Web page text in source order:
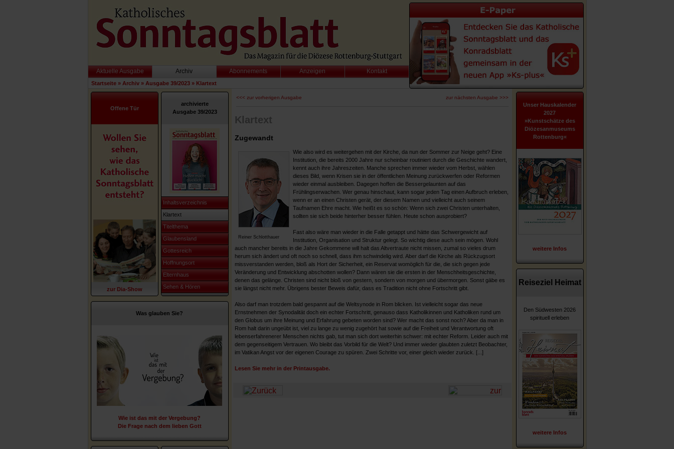
Aktuelle Ausgabe Archiv Abonnements Anzeigen Kontakt
Startseite» Archiv» Ausgabe 39/2023» Klartext
Offene Tür
zur Dia-Show
archivierte
Ausgabe 39/2023
Inhaltsverzeichnis
Klartext
Titelthema
Glaubensland
Gottesreich
Hoffnungsort
Elternhaus
Sehen & Hören
Was glauben Sie?
Wie ist das mit der Vergebung?
Die Frage nach dem lieben Gott
<<< zur vorherigen Ausgabe zur nächsten Ausgabe >>>
Klartext
Zugewandt
Reiner Schlotthauer
Wie also wird es weitergehen mit der Kirche, da nun der Sommer zur Neige geht? Eine
Institution, die bereits 2000 Jahre nur scheinbar routiniert durch die Geschichte wandert,
kennt auch ihre Jahreszeiten. Manche sprechen immer wieder vom Herbst, wählen
dieses Bild, wenn Krisen sie in der öffentlichen Meinung zurückwerfen oder Reformen
wieder einmal ausbleiben. Dagegen hoffen die Bessergelaunten auf das
Frühlingserwachen. Wer genau hinschaut, kann sogar jeden Tag einen Aufbruch erleben,
wenn er an einen Christen gerät, der diesem Namen und vielleicht auch seinem
Taufnamen Ehre macht. Wie heißt es so schön: Wenn sich zwei Christen unterhalten,
sollten sie sich beide hinterher besser fühlen. Heute schon ausprobiert?
Fast also wäre man wieder in die Falle getappt und hätte das Schwergewicht auf
Institution, Organisation und Struktur gelegt. So wichtig diese auch sein mögen. Wohl
auch mancher bereits in die Jahre Gekommene will halt das Altvertraute nicht missen, zumal so vieles drum
herum sich ändert und oft noch so schnell, dass ihm schwindelig wird. Aber darf die Kirche als Rückzugsort
missverstanden werden, bloß als Hort der Sicherheit, ein Reservat womöglich für die, die sich gegen jede
Veränderung und Entwicklung abschotten wollen? Dann wären sie die ersten in der Menschheitsgeschichte,
denen das gelänge. Christen sind nicht bloß von gestern, sondern von morgen und übermorgen. Sonst gäbe es
sie längst nicht mehr. Übrigens bester Beweis dafür, dass es Tradition nicht ohne Fortschritt gibt.
Also darf man trotzdem bald gespannt auf die Weltsynode in Rom blicken. Ist vielleicht sogar das neue
Ernstnehmen der Synodalität doch ein echter Fortschritt, genauso dass Katholikinnen und Katholiken rund um
den Globus um ihre Meinung und Erfahrung gebeten worden sind? Wer macht das sonst noch? Aber da man in
Rom halt darin ungeübt ist, viel zu lange zu wenig zugehört hat sowie auf die Freiheit und Verantwortung oft
lebenserfahrenerer Menschen nichts gab, tut man sich dort weiterhin schwer: mit echter Reform. Leider auch mit
dem gegenseitigem Vertrauen. Wo bleibt das Vorbild für die Welt? Und immer wieder glaubten zuletzt Beobachter,
im Vatikan Angst vor der eigenen Courage zu spüren. Zwei Schritte vor, einer gleich wieder zurück. [...]
Lesen Sie mehr in der Printausgabe.
Unser Hauskalender
2027
»Kunstschätze des
Diözesanmuseums
Rottenburg«
weitere Infos
Reiseziel Heimat
Den Südwesten 2026
spirituell erleben
weitere Infos